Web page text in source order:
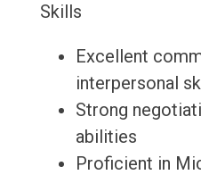
Skills
Excellent
interpersonal
Strong
abilities
Proficient in